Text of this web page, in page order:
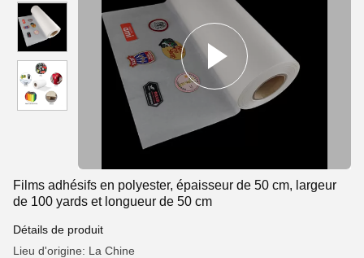
Films adhésifs en polyester, épaisseur de 50 cm, largeur
de 100 yards et longueur de 50 cm
Détails de produit
Lieu d'origine: La Chine